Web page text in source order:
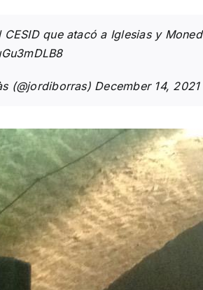
CESID que atacó a Iglesias y
(@jordiborras) December 14, 2021